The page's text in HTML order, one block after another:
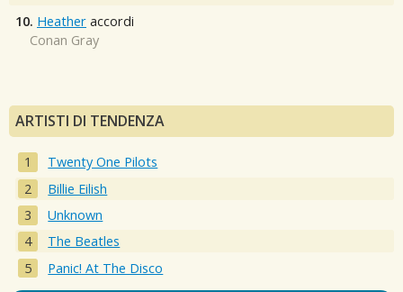
10. Heather accordi
Conan Gray
ARTISTI DI TENDENZA
Twenty One Pilots
Billie Eilish
Unknown
The Beatles
Panic! At The Disco